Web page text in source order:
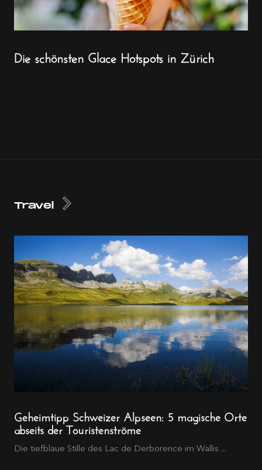
Die schönsten Glace Hotspots in Zürich
Travel
Geheimtipp Schweizer Alpseen: 5 magische Orte
abseits der Touristenströme
Die tiefblaue Stille des Lac de Derborence im Wallis ...